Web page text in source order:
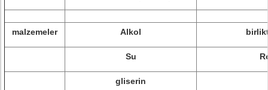
malzemeler Alkol
Su
gliserin